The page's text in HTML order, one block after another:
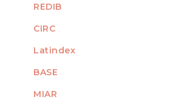
REDIB
CIRC
Latindex
BASE
MIAR